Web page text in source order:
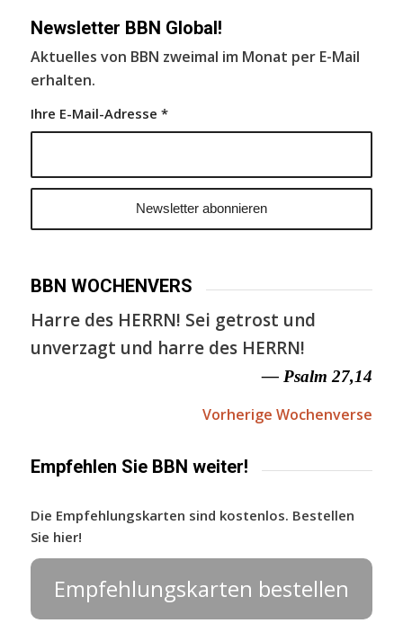
Newsletter BBN Global!
Aktuelles von BBN zweimal im Monat per E-Mail
erhalten.
Ihre E-Mail-Adresse *
BBN WOCHENVERS
Harre des HERRN! Sei getrost und
unverzagt und harre des HERRN!
— Psalm 27,14
Vorherige Wochenverse
Empfehlen Sie BBN weiter!
Die Empfehlungskarten sind kostenlos. Bestellen
Sie hier!
Empfehlungskarten bestellen